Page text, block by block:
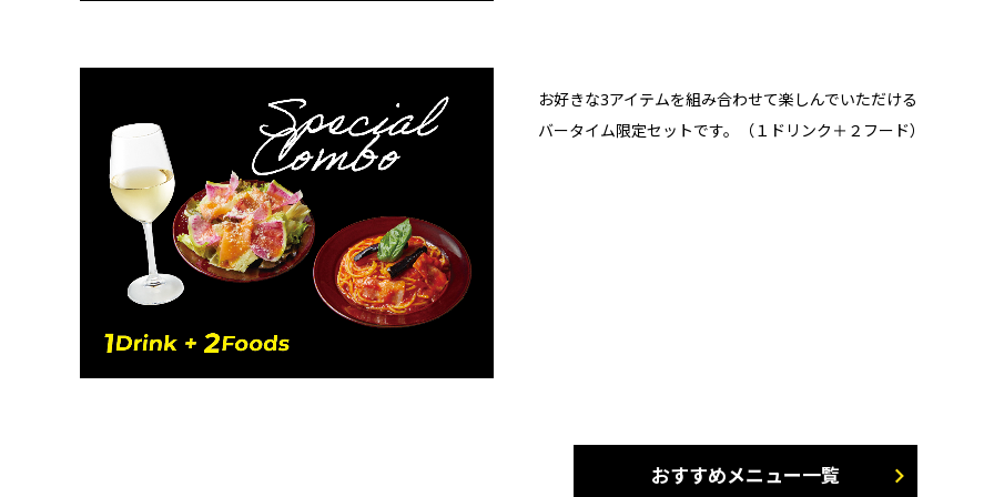
お好きな3アイテムを組み合わせて楽しんでいただける
バータイム限定セットです。（１ドリンク＋２フード）
おすすめメニュー一覧